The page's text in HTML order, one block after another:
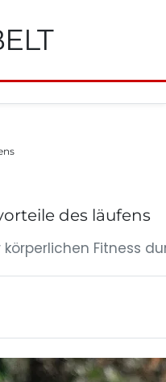
des läufens
körperlichen